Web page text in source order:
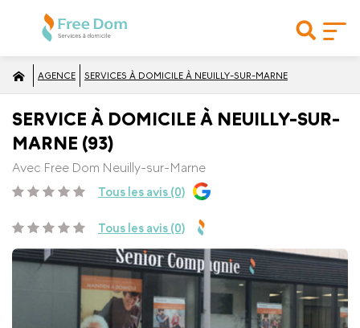
AGENCE SERVICES À DOMICILE À NEUILLY-SUR-MARNE
SERVICE À DOMICILE À NEUILLY-SUR-
MARNE (93)
Avec Free Dom Neuilly-sur-Marne
Tous les avis (0)
Tous les avis (0)